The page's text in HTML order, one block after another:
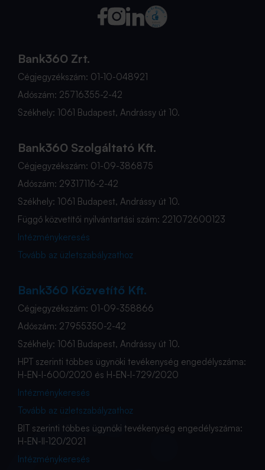
Bank360 Zrt.
Cégjegyzékszám: 01-10-048921
Adószám: 25716355-2-42
Székhely: 1061 Budapest, Andrássy út 10.
Bank360 Szolgáltató Kft.
Cégjegyzékszám: 01-09-386875
Adószám: 29317116-2-42
Székhely: 1061 Budapest, Andrássy út 10.
Függő közvetítői nyilvántartási szám: 221072600123
Intézménykeresés
Tovább az üzletszabályzathoz
Bank360 Közvetítő Kft.
Cégjegyzékszám: 01-09-358866
Adószám: 27955350-2-42
Székhely: 1061 Budapest, Andrássy út 10.
HPT szerinti többes ügynöki tevékenység engedélyszáma:
H-EN-I-600/2020 és H-EN-I-729/2020
Intézménykeresés
Tovább az üzletszabályzathoz
BIT szerinti többes ügynöki tevékenység engedélyszáma:
H-EN-II-120/2021
Intézménykeresés